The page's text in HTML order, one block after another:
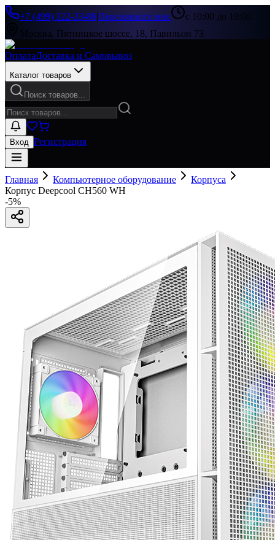
+7 (499) 322-33-86|Перезвоните мне
с 10:00 до 19:00
Москва, Пятницкое шоссе, 18, Павильон 73
ОплатаДоставка и Самовывоз
Каталог товаров
Поиск товаров...
Вход Регистрация
Главная Компьютерное оборудование
Корпуса
Корпус Deepcool CH560 WH
-5%